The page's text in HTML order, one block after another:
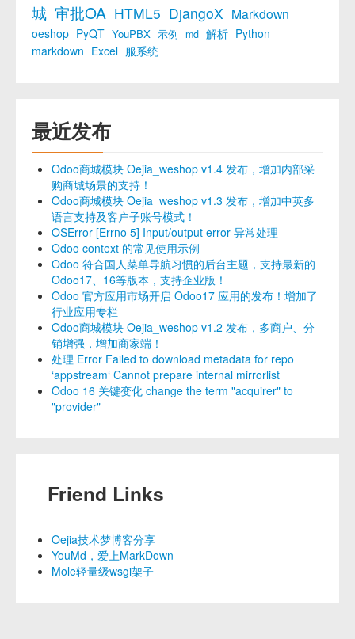
城 审批OA HTML5 DjangoX Markdown
oeshop PyQT YouPBX 示例 md 解析 Python
markdown Excel 服系统
最近发布
Odoo商城模块 Oejia_weshop v1.4 发布，增加内部采
购商城场景的支持！
Odoo商城模块 Oejia_weshop v1.3 发布，增加中英多
语言支持及客户子账号模式！
OSError [Errno 5] Input/output error 异常处理
Odoo context 的常见使用示例
Odoo 符合国人菜单导航习惯的后台主题，支持最新的
Odoo17、16等版本，支持企业版！
Odoo 官方应用市场开启 Odoo17 应用的发布！增加了
行业应用专栏
Odoo商城模块 Oejia_weshop v1.2 发布，多商户、分
销增强，增加商家端！
处理 Error Failed to download metadata for repo
‘appstream‘ Cannot prepare internal mirrorlist
Odoo 16 关键变化 change the term "acquirer" to
"provider"
Friend Links
Oejia技术梦博客分享
YouMd，爱上MarkDown
Mole轻量级wsgi架子